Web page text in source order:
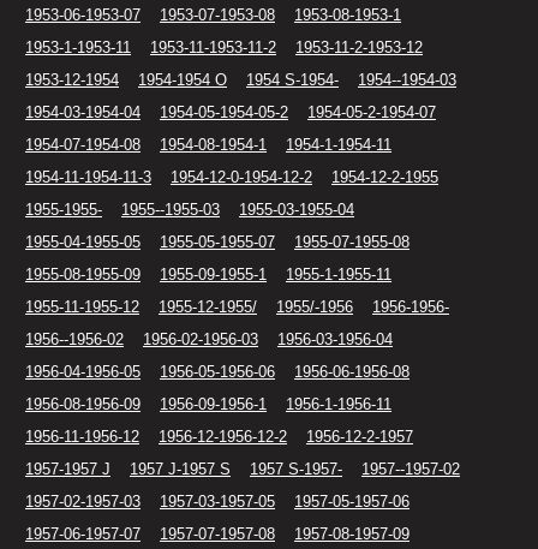
1953-06-1953-07 1953-07-1953-08
1953-08-1953-1
1953-1-1953-11
1953-11-1953-11-2
1953-11-2-1953-12
1953-12-1954
1954-1954 O 1954 S-1954-
1954--1954-03
1954-03-1954-04
1954-05-1954-05-2
1954-05-2-1954-07
1954-07-1954-08
1954-08-1954-1
1954-1-1954-11
1954-11-1954-11-3
1954-12-0-1954-12-2
1954-12-2-1955
1955-1955-
1955--1955-03
1955-03-1955-04
1955-04-1955-05
1955-05-1955-07
1955-07-1955-08
1955-08-1955-09
1955-09-1955-1
1955-1-1955-11
1955-11-1955-12
1955-12-1955/ 1955/-1956
1956-1956-
1956--1956-02
1956-02-1956-03
1956-03-1956-04
1956-04-1956-05
1956-05-1956-06
1956-06-1956-08
1956-08-1956-09
1956-09-1956-1
1956-1-1956-11
1956-11-1956-12
1956-12-1956-12-2
1956-12-2-1957
1957-1957 J
1957 J-1957 S 1957 S-1957-
1957--1957-02
1957-02-1957-03
1957-03-1957-05
1957-05-1957-06
1957-06-1957-07
1957-07-1957-08
1957-08-1957-09